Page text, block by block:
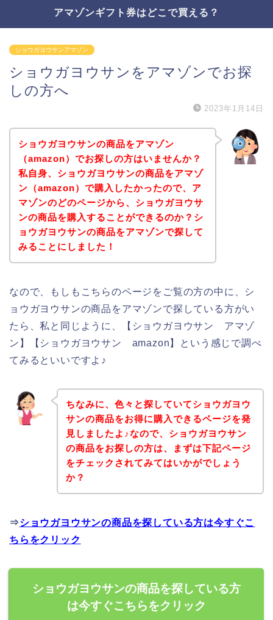
アマゾンギフト券はどこで買える？
ショウガヨウサンアマゾン
ショウガヨウサンをアマゾンでお探
しの方へ
2023年1月14日
ショウガヨウサンの商品をアマゾン
（amazon）でお探しの方はいませんか？
私自身、ショウガヨウサンの商品をアマゾ
ン（amazon）で購入したかったので、ア
マゾンのどのページから、ショウガヨウサ
ンの商品を購入することができるのか？シ
ョウガヨウサンの商品をアマゾンで探して
みることにしました！
なので、もしもこちらのページをご覧の方の中に、シ
ョウガヨウサンの商品をアマゾンで探している方がい
たら、私と同じように、【ショウガヨウサン アマゾ
ン】【ショウガヨウサン amazon】という感じで調べ
てみるといいですよ♪
ちなみに、色々と探していてショウガヨウ
サンの商品をお得に購入できるページを発
見しましたよ♪なので、ショウガヨウサン
の商品をお探しの方は、まずは下記ページ
をチェックされてみてはいかがでしょう
か？
⇒ショウガヨウサンの商品を探している方は今すぐこ
ちらをクリック
ショウガヨウサンの商品を探している方
は今すぐこちらをクリック